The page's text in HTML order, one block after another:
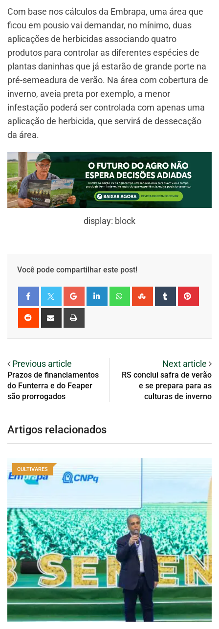
Com base nos cálculos da Embrapa, uma área que
ficou em pousio vai demandar, no mínimo, duas
aplicações de herbicidas associando quatro
produtos para controlar as diferentes espécies de
plantas daninhas que já estarão de grande porte na
pré-semeadura de verão. Na área com cobertura de
inverno, aveia preta por exemplo, a menor
infestação poderá ser controlada com apenas uma
aplicação de herbicida, que servirá de dessecação
da área.
display: block
Você pode compartilhar este post!
Previous article
Prazos de financiamentos
do Funterra e do Feaper
são prorrogados
Next article
RS conclui safra de verão
e se prepara para as
culturas de inverno
Artigos relacionados
CULTIVARES